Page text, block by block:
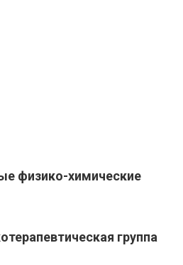
физико-химические
группа